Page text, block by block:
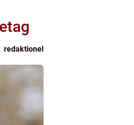
redaktionel